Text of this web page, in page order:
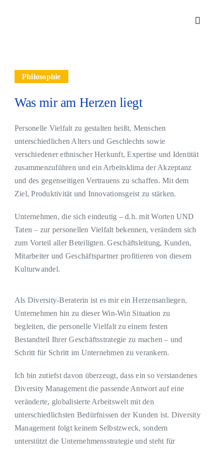
Leistungen
Aktuelles
Kontakt
Philosophie
Was mir am Herzen liegt
Personelle Vielfalt zu gestalten heißt, Menschen
unterschiedlichen Alters und Geschlechts sowie
verschiedener ethnischer Herkunft, Expertise und Identität
zusammenzuführen und ein Arbeitsklima der Akzeptanz
und des gegenseitigen Vertrauens zu schaffen. Mit dem
Ziel, Produktivität und Innovationsgeist zu stärken.
Unternehmen, die sich eindeutig – d.h. mit Worten UND
Taten – zur personellen Vielfalt bekennen, verändern sich
zum Vorteil aller Beteiligten. Geschäftsleitung, Kunden,
Mitarbeiter und Geschäftspartner profitieren von diesem
Kulturwandel.
Als Diversity-Beraterin ist es mir ein Herzensanliegen,
Unternehmen hin zu dieser Win-Win Situation zu
begleiten, die personelle Vielfalt zu einem festen
Bestandteil Ihrer Geschäftsstrategie zu machen – und
Schritt für Schritt im Unternehmen zu verankern.
Ich bin zutiefst davon überzeugt, dass ein so verstandenes
Diversity Management die passende Antwort auf eine
veränderte, globalisierte Arbeitswelt mit den
unterschiedlichsten Bedürfnissen der Kunden ist. Diversity
Management folgt keinem Selbstzweck, sondern
unterstützt die Unternehmensstrategie und steht für